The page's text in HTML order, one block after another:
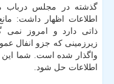
گذشته در مجلس درباب
اطلاعات اظهار داشت:
ذاتی دارد و امروز نمی
زیرزمینی که جزو انفال
واگذار شده است. شما این
اطلاعات حل شود.